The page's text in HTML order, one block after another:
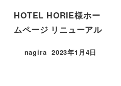
HOTEL HORIE様ホー
ムページ リニューアル
nagira 2023年1月4日